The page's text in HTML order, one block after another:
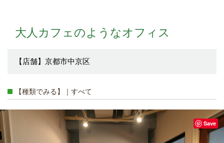
大人カフェのようなオフィス
【店舗】京都市中京区
【種類でみる】｜すべて
Save